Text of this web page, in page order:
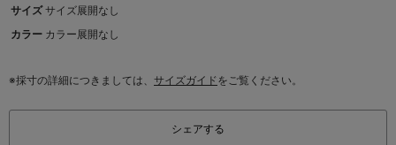
サイズ サイズ展開なし
カラー カラー展開なし
※採寸の詳細につきましては、 サイズガイドをご覧ください。
シェアする